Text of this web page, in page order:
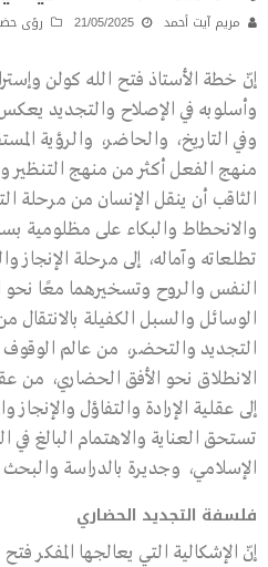
مريم آيت أحمد 21/05/2025 رؤى
إنّ خطة الأستاذ فتح الله كولن
وأسلوبه في الإصلاح والتجديد
وفي التاريخ، والحاضر، والرؤية
منهج الفعل أكثر من منهج
الثاقب أن ينقل الإنسان من مرحلة
والانحطاط والبكاء على مظلومية
تطلعاته وآماله، إلى مرحلة الإنجاز
النفس والروح وتسخيرهما معًا نحو
الوسائل والسبل الكفيلة بالانتقال
التجديد والتحضر، من عالم الوقوف
الانطلاق نحو الأفق الحضاري، من
إلى عقلية الإرادة والتفاؤل
تستحق العناية والاهتمام البالغ في
الإسلامي، وجديرة بالدراسة والبحث
فلسفة التجديد الحضاري
إنّ الإشكالية التي يعالجها المفكر